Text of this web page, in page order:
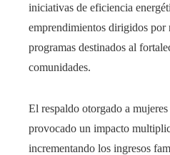
iniciativas de eficiencia
emprendimientos dirigidos por
programas destinados al
comunidades.
El respaldo otorgado a
provocado un impacto
incrementando los ingresos